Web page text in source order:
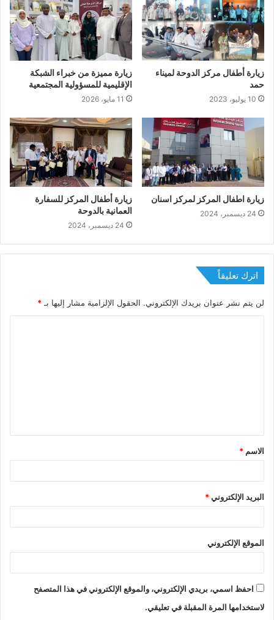
زيارة أطفال مركز الدوحة لميناء
حمد
10 يوليو، 2023
زيارة مميزة من خبراء الشبكة
الإقليمية للمسؤولية المجتمعية
11 مايو، 2026
زيارة اطفال المركز لمركز اسنان
24 ديسمبر، 2024
زيارة أطفال المركز للسفارة
العمانية بالدوحة
24 ديسمبر، 2024
اترك تعليقاً
لن يتم نشر عنوان بريدك الإلكتروني. الحقول الإلزامية مشار إليها بـ*
الاسم *
البريد الإلكتروني*
الموقع الإلكتروني
احفظ اسمي، بريدي الإلكتروني، والموقع الإلكتروني في هذا المتصفح
لاستخدامها المرة المقبلة في تعليقي.